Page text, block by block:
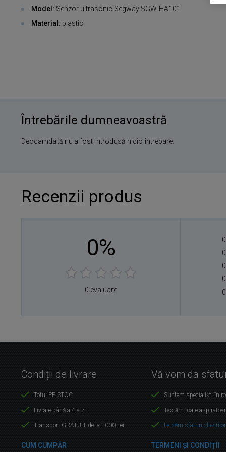
Model: Senzor ultrasonic Segway SGW-HA101
Material: plastic
Întrebările dumneavoastră
Deocamdată nu a fost introdusă nicio întrebare.
Recenzii produs
0%
0 evaluare
0
0
0
0
0
Condiții de livrare
Totul PE STOC
Livrare până a 4-a zi
Transport GRATUIT de la 1000 Lei
CUM CUMPĂR
Vă vom da
Suntem specialiști în
Testăm toate
Le dăm sfaturi clienților
TERMENI ȘI CONDIȚII